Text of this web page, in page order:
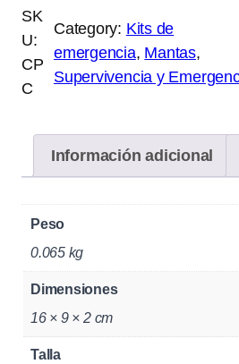
n
t
a
d
e
r
n
SK
U:
CP
C
Category: Kits de
emergencia, Mantas
Supervivencia y
Información adicional
Peso
0.065 kg
Dimensiones
16 × 9 × 2 cm
Talla